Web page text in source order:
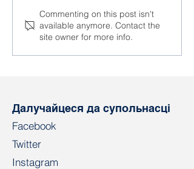
У Мінску на ААТ
"Пеленг" працягваецца
пераслед работнікаў
Commenting on this post isn't
available anymore. Contact the
site owner for more info.
Далучайцеся да супольнасці
Facebook
Twitter
Instagram